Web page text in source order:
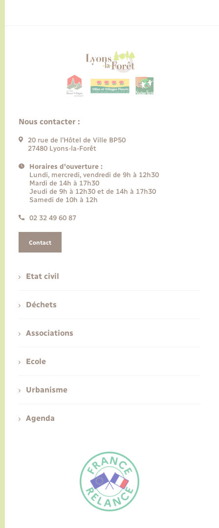
FR
Nous contacter :
20 rue de l’Hôtel de Ville BP50
27480 Lyons-la-Forêt
Horaires d'ouverture :
Lundi, mercredi, vendredi de 9h à 12h30
Mardi de 14h à 17h30
Jeudi de 9h à 12h30 et de 14h à 17h30
Samedi de 10h à 12h
02 32 49 60 87
Contact
Etat civil
Déchets
Associations
Ecole
Urbanisme
Agenda